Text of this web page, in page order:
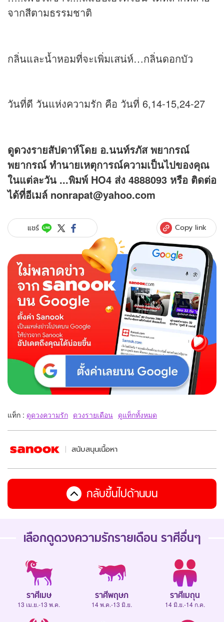
จากสีตามธรรมชาติ
กลิ่นและน้ำหอมที่จะเพิ่มเสน่ห์…กลิ่นดอกบัว
วันที่ดี วันแห่งความรัก คือ วันที่ 6,14-15,24-27
ดูดวงรายสัปดาห์โดย อ.นนท์รภัส พยากรณ์
พยากรณ์ ทำนายเหตุการณ์ความเป็นไปของคุณ
ในแต่ละวัน ...พิมพ์ HO4 ส่ง 4888093 หรือ ติดต่อ
ได้ที่อีเมล์ nonrapat@yahoo.com
แชร์ Copy link
แท็ก : ดูดวงความรัก ดวงรายเดือน ดูแท็กทั้งหมด
สนับสนุนเนื้อหา
กลับขึ้นไปด้านบน
เลือกดูดวงความรักรายเดือน ราศีอื่นๆ
ราศีเมษ
13 เม.ย.-13 พ.ค.
ราศีพฤษภ
14 พ.ค.-13 มิ.ย.
ราศีเมถุน
14 มิ.ย.-14 ก.ค.